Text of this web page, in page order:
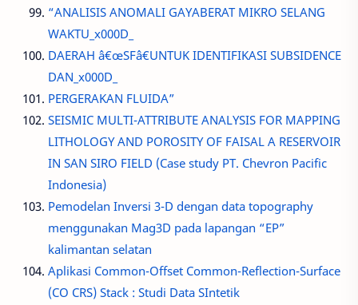
“ANALISIS ANOMALI GAYABERAT MIKRO SELANG
WAKTU_x000D_
DAERAH â€œSFâ€UNTUK IDENTIFIKASI SUBSIDENCE
DAN_x000D_
PERGERAKAN FLUIDA”
SEISMIC MULTI-ATTRIBUTE ANALYSIS FOR MAPPING
LITHOLOGY AND POROSITY OF FAISAL A RESERVOIR
IN SAN SIRO FIELD (Case study PT. Chevron Pacific
Indonesia)
Pemodelan Inversi 3-D dengan data topography
menggunakan Mag3D pada lapangan “EP”
kalimantan selatan
Aplikasi Common-Offset Common-Reflection-Surface
(CO CRS) Stack : Studi Data SIntetik